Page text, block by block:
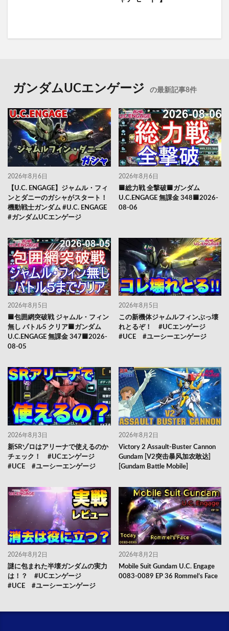
ガンダムUCエンゲージ の最新記事8件
2026年8月6日
【U.C. ENGAGE】ジャムル・フィ
ンとダニーのガシャがスタート！
機動戦士ガンダム #U.C. ENGAGE
#ガンダムUCエンゲージ
2026年8月6日
🟦総力戦 全撃破🟦ガンダム
U.C.ENGAGE 無課金 348🟦2026-
08-06
2026年8月5日
🟦包囲網突破戦 ジャムル・フィン
無し バトル5 クリア🟦ガンダム
U.C.ENGAGE 無課金 347🟦2026-
08-05
2026年8月5日
この新機体ジャムルフィンぶっ壊
れとるぞ！ #UCエンゲージ
#UCE #ユーシーエンゲージ
2026年8月3日
新SRゾロはアリーナで使えるのか
チェック！ #UCエンゲージ
#UCE #ユーシーエンゲージ
2026年8月2日
Victory 2 Assault-Buster Cannon
Gundam [V2突击暴风加农敢达]
[Gundam Battle Mobile]
2026年8月2日
謎に包まれた半壊ガンダムの実力
は！？ #UCエンゲージ
#UCE #ユーシーエンゲージ
2026年8月2日
Mobile Suit Gundam U.C. Engage
0083-0089 EP 36 Rommel’s Face